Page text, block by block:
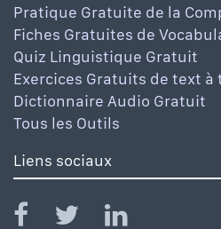
Pratique Gratuite de la
Fiches Gratuites de
Quiz Linguistique Gratuit
Exercices Gratuits de text à
Dictionnaire Audio Gratuit
Tous les Outils
Liens sociaux